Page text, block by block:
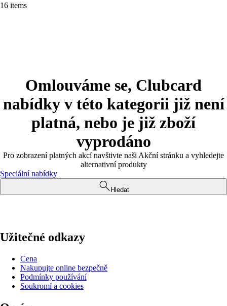
16 items
Omlouváme se, Clubcard
nabídky v této kategorii již není
platná, nebo je již zboží
vyprodáno
Pro zobrazení platných akcí navštivte naši Akční stránku a vyhledejte
alternativní produkty
Speciální nabídky
Hledat
Užitečné odkazy
Cena
Nakupujte online bezpečně
Podmínky používání
Soukromí a cookies